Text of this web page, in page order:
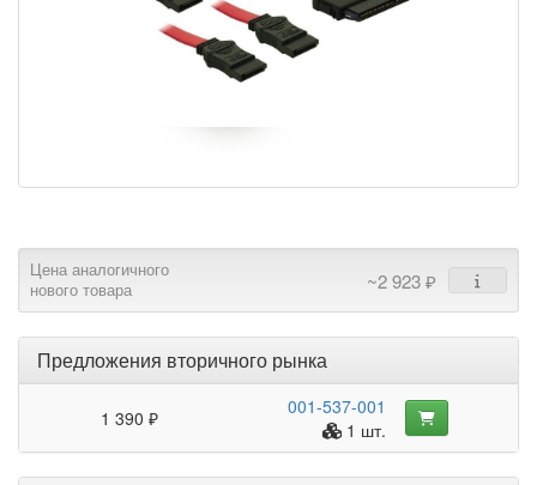
Цена аналогичного
нового товара
~2 923 ₽
Предложения вторичного рынка
1 390 ₽
001-537-001
1 шт.